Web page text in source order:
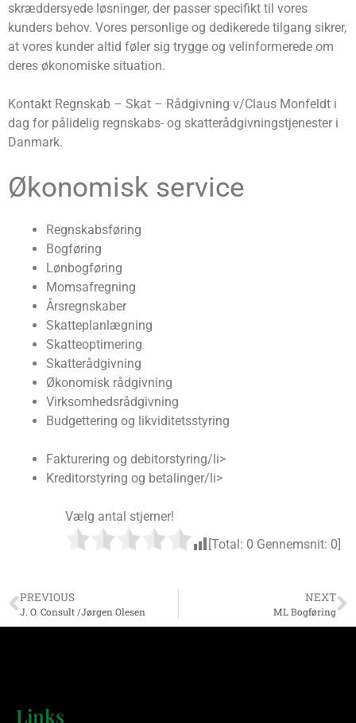
skræddersyede løsninger, der passer specifikt til vores
kunders behov. Vores personlige og dedikerede tilgang sikrer,
at vores kunder altid føler sig trygge og velinformerede om
deres økonomiske situation.
Kontakt Regnskab – Skat – Rådgivning v/Claus Monfeldt i
dag for pålidelig regnskabs- og skatterådgivningstjenester i
Danmark.
Økonomisk service
Regnskabsføring
Bogføring
Lønbogføring
Momsafregning
Årsregnskaber
Skatteplanlægning
Skatteoptimering
Skatterådgivning
Økonomisk rådgivning
Virksomhedsrådgivning
Budgettering og likviditetsstyring
Fakturering og debitorstyring/li>
Kreditorstyring og betalinger/li>
Vælg antal stjerner!
[Total: 0 Gennemsnit: 0
PREVIOUS
J. O. Consult /Jørgen Olesen
NEXT
ML Bogføring
Links